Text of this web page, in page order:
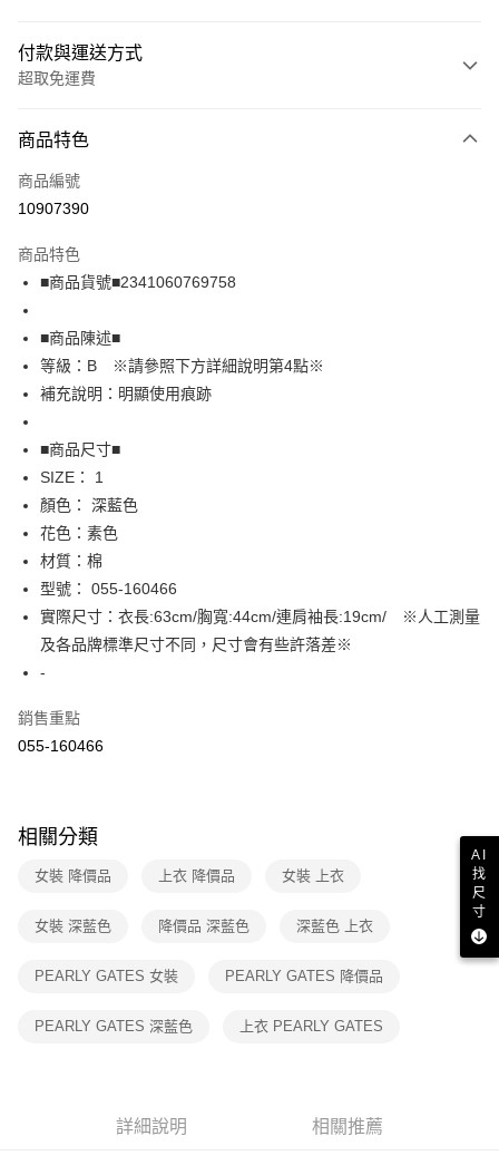
付款與運送方式
超取免運費
信用卡一次付款
超商取貨付款
Apple Pay
街口支付
悠遊付
全盈+PAY
AFTEE先享後付
相關說明
【關於「AFTEE先享後付」】
AFTEE先享後付是「在收到商品之後才付款」的支付方式。 讓您購物簡單
便利好安心！
１．簡單：不需註冊會員、不需綁卡、不需儲值。
３．安心：先確認商品／服務後，再付款。
【「AFTEE先享後付」結帳流程】
１．於結帳方式選擇「AFTEE先享後付」後，將跳轉至「AFTEE先享後付」
結帳頁面，進行簡訊認證並確認金額後，即可完成結帳。
３．收到繳費通知簡訊後14天內，點擊此簡訊中的連結，可透過四大超商／
※ 請注意：結帳手續完成當下不需立刻繳費，但若您需要取消訂單，請聯絡
是否繳費成功／繳費後需取消欲退款等相關疑問，請聯繫「AFTEE先享後付
１．透過由恩沛科技股份有限公司提供之「AFTEE先享後付」服務完成之交
易，需依本服務之必要範圍內提供個人資料，並將交易相關給付款項請求債
２．關於個人資料處理事宜，請瀏覽以下網址：
３．未成年的使用者請事先徵得法定代理人或監護人之同意方可使用
「AFTEE先享後付」，若未經同意申辦者引起之損失，本公司不負相關責
請求用戶進行身份認證。
５．嚴禁一人註冊多個帳號或使用他人資訊註冊。若發現惡意使用之情形，
運送方式
全家取貨付款
免運費
宅配
免運費
商品特色
商品編號
10907390
商品特色
■商品貨號■2341060769758
■商品陳述■
等級：B ※請參照下方詳細說明第4點※
補充說明：明顯使用痕跡
■商品尺寸■
SIZE： 1
顏色： 深藍色
花色：素色
材質：棉
型號： 055-160466
實際尺寸：衣長:63cm/胸寬:44cm/連肩袖長:19cm/ ※人工測量
及各品牌標準尺寸不同，尺寸會有些許落差※
-
銷售重點
055-160466
相關分類
女裝 降價品 上衣 降價品 女裝 上衣
女裝 深藍色 降價品 深藍色 深藍色 上衣
PEARLY GATES 女裝 PEARLY GATES 降價品
PEARLY GATES 深藍色 上衣 PEARLY GATES
詳細說明 相關推薦
AI
找
尺
寸